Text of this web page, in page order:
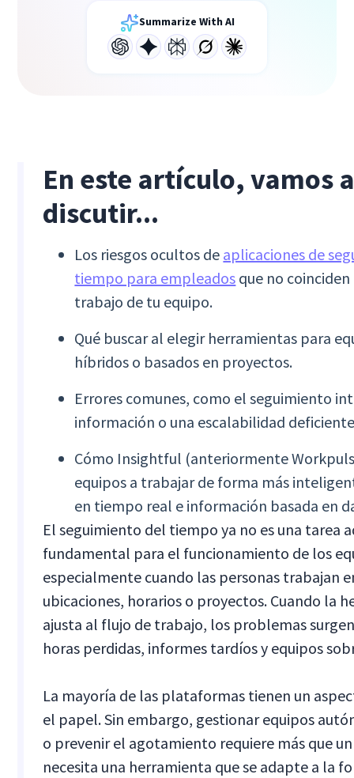
Summarize With AI
En este artículo, vamos
discutir...
Los riesgos ocultos de aplicaciones de
tiempo para empleados que no
trabajo de tu equipo.
Qué buscar al elegir herramientas para
híbridos o basados en proyectos.
Errores comunes, como el seguimiento
información o una escalabilidad
Cómo Insightful (anteriormente
equipos a trabajar de forma más
en tiempo real e información basada en
El seguimiento del tiempo ya no es una tarea
fundamental para el funcionamiento de los
especialmente cuando las personas trabajan
ubicaciones, horarios o proyectos. Cuando la
ajusta al flujo de trabajo, los problemas
horas perdidas, informes tardíos y equipos
La mayoría de las plataformas tienen un
el papel. Sin embargo, gestionar equipos
o prevenir el agotamiento requiere más que
necesita una herramienta que se adapte a la